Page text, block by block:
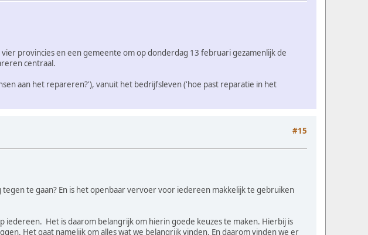
provincies en een gemeente om op donderdag 13 februari gezamenlijk de
centraal.
aan het repareren?'), vanuit het bedrijfsleven ('hoe past reparatie in het
#15
te gaan? En is het openbaar vervoer voor iedereen makkelijk te gebruiken
Het is daarom belangrijk om hierin goede keuzes te maken. Hierbij is
Het gaat namelijk om alles wat we belangrijk vinden. En daarom vinden we er